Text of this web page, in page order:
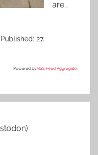
are…
Published: 27.
Powered by RSS Feed Aggregator